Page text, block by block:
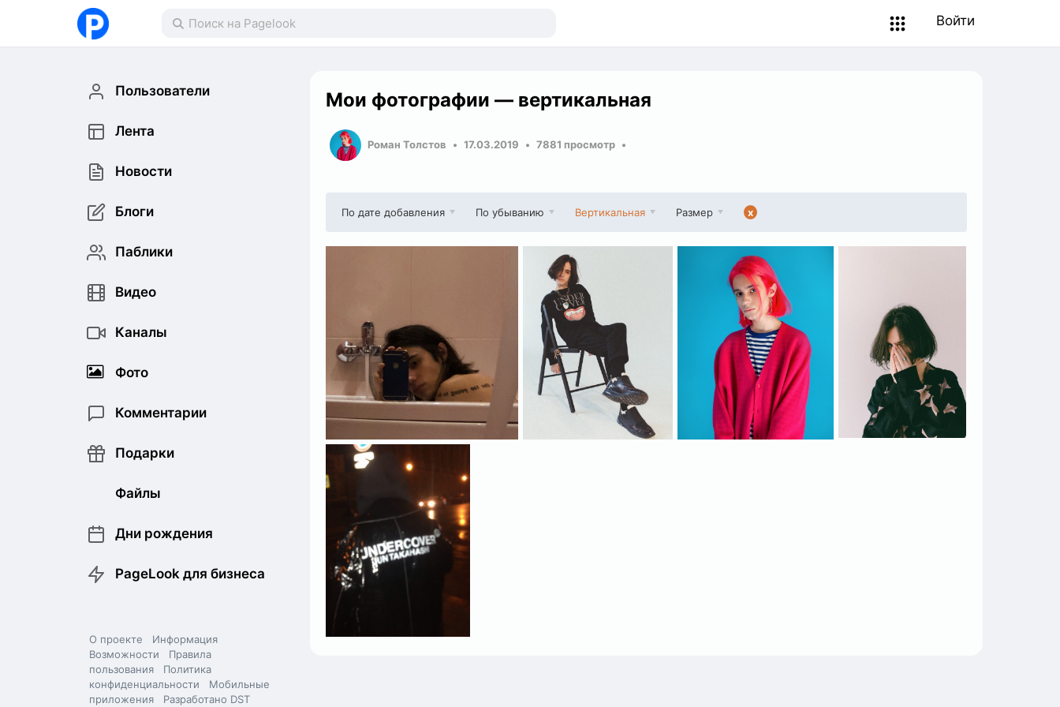
Войти
Пользователи
Лента
Новости
Блоги
Паблики
Видео
Каналы
Фото
Комментарии
Подарки
Файлы
Дни рождения
PageLook для бизнеса
О проекте
Информация
Возможности
Правила
пользования
Политика
конфиденциальности
Мобильные
приложения
Разработано DST
Мои фотографии — вертикальная
Роман Толстов 17.03.2019 7881 просмотр
По дате добавления По убыванию Вертикальная Размер x